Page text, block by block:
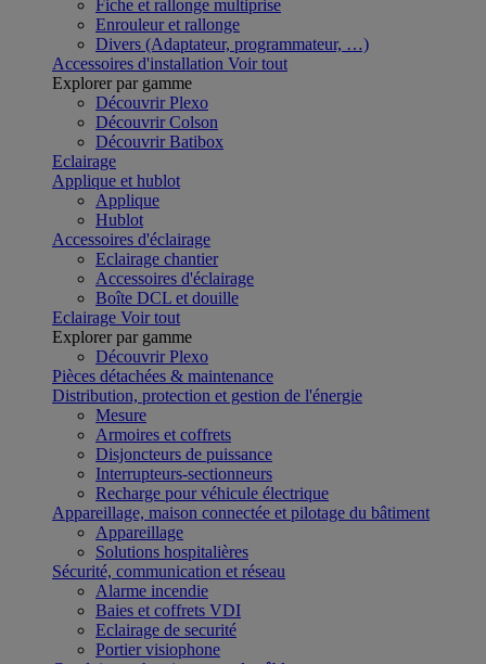
Fiche et rallonge multiprise
Enrouleur et rallonge
Divers (Adaptateur, programmateur, …)
Accessoires d'installation Voir tout
Explorer par gamme
Découvrir Plexo
Découvrir Colson
Découvrir Batibox
Eclairage
Applique et hublot
Applique
Hublot
Accessoires d'éclairage
Eclairage chantier
Accessoires d'éclairage
Boîte DCL et douille
Eclairage Voir tout
Explorer par gamme
Découvrir Plexo
Pièces détachées & maintenance
Distribution, protection et gestion de l'énergie
Mesure
Armoires et coffrets
Disjoncteurs de puissance
Interrupteurs-sectionneurs
Recharge pour véhicule électrique
Appareillage, maison connectée et pilotage du bâtiment
Appareillage
Solutions hospitalières
Sécurité, communication et réseau
Alarme incendie
Baies et coffrets VDI
Eclairage de securité
Portier visiophone